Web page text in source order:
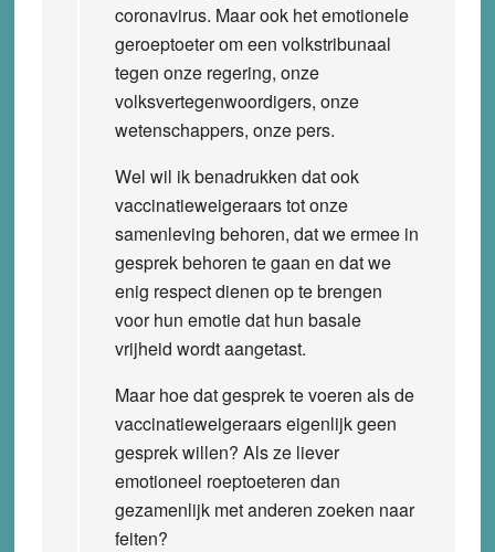
coronavirus. Maar ook het emotionele
geroeptoeter om een volkstribunaal
tegen onze regering, onze
volksvertegenwoordigers, onze
wetenschappers, onze pers.
Wel wil ik benadrukken dat ook
vaccinatieweigeraars tot onze
samenleving behoren, dat we ermee in
gesprek behoren te gaan en dat we
enig respect dienen op te brengen
voor hun emotie dat hun basale
vrijheid wordt aangetast.
Maar hoe dat gesprek te voeren als de
vaccinatieweigeraars eigenlijk geen
gesprek willen? Als ze liever
emotioneel roeptoeteren dan
gezamenlijk met anderen zoeken naar
feiten?